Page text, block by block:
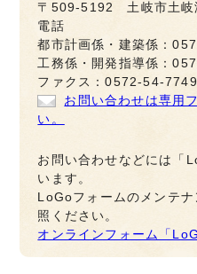
〒509-5192 土岐市土岐
電話
都市計画係・建築係：
工務係・開発指導係：
ファクス：0572-54-7749
お問い合わせは専用
い。
お問い合わせなどには「
います。
LoGoフォームのメンテ
照ください。
オンラインフォーム「